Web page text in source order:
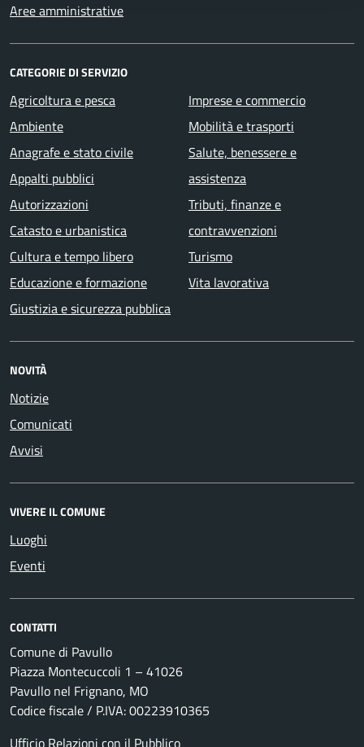
Aree amministrative
CATEGORIE DI SERVIZIO
Agricoltura e pesca
Ambiente
Anagrafe e stato civile
Appalti pubblici
Autorizzazioni
Catasto e urbanistica
Cultura e tempo libero
Educazione e formazione
Giustizia e sicurezza pubblica
Imprese e commercio
Mobilità e trasporti
Salute, benessere e
assistenza
Tributi, finanze e
contravvenzioni
Turismo
Vita lavorativa
NOVITÀ
Notizie
Comunicati
Avvisi
VIVERE IL COMUNE
Luoghi
Eventi
CONTATTI
Comune di Pavullo
Piazza Montecuccoli 1 – 41026
Pavullo nel Frignano, MO
Codice fiscale / P.IVA: 00223910365
Ufficio Relazioni con il Pubblico